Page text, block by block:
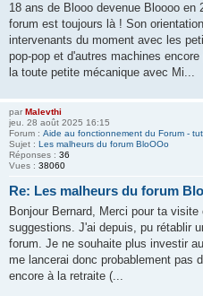
18 ans de Blooo devenue Bloooo
forum est toujours là ! Son
intervenants du moment avec les
pop-pop et d'autres machines
la toute petite mécanique avec Mi...
par Malevthi
jeu. 28 août 2025 16:15
Forum : Aide au fonctionnement du Forum -
Sujet : Les malheurs du forum BloOOo
Réponses : 36
Vues : 38060
Re: Les malheurs du forum
Bonjour Bernard, Merci pour ta
suggestions. J'ai depuis, pu rétablir
forum. Je ne souhaite plus investir
me lancerai donc probablement pas
encore à la retraite (...